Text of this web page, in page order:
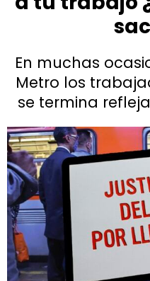
En muchas
Metro los
se termina